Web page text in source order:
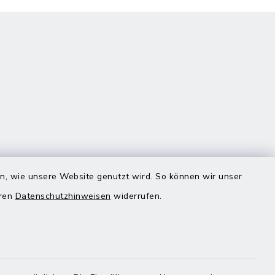
wie unsere Website genutzt wird. So können wir unser
Datenschutzhinweisen widerrufen.
Quicklinks
Landratsamt Mühldorf